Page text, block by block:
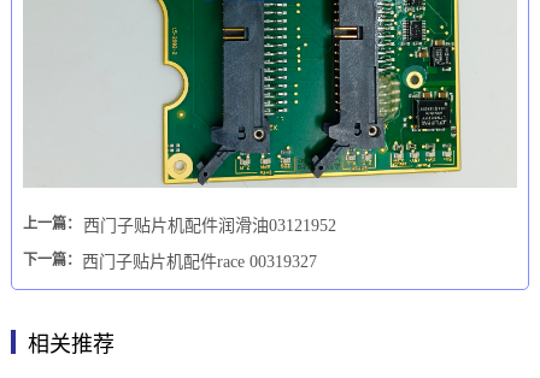
上一篇： 西门子贴片机配件润滑油03121952
下一篇： 西门子贴片机配件race 00319327
相关推荐